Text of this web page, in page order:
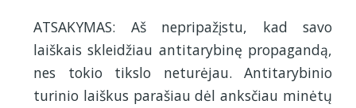
ATSAKYMAS: Aš nepripažįstu, kad savo
laiškais skleidžiau antitarybinę propagandą,
nes tokio tikslo neturėjau. Antitarybinio
turinio laiškus parašiau dėl anksčiau minėtų